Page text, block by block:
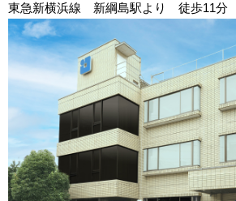
東急新横浜線 新綱島駅より 徒歩11分